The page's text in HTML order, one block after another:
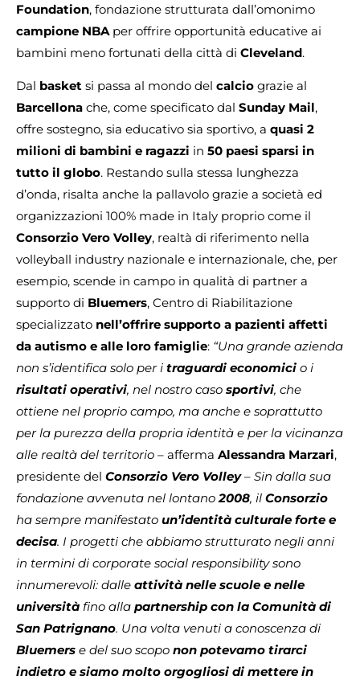
Foundation, fondazione strutturata dall’omonimo
campione NBA per offrire opportunità educative ai
bambini meno fortunati della città di Cleveland.
Dal basket si passa al mondo del calcio grazie al
Barcellona che, come specificato dal Sunday Mail,
offre sostegno, sia educativo sia sportivo, a quasi 2
milioni di bambini e ragazzi in 50 paesi sparsi in
tutto il globo. Restando sulla stessa lunghezza
d’onda, risalta anche la pallavolo grazie a società ed
organizzazioni 100% made in Italy proprio come il
Consorzio Vero Volley, realtà di riferimento nella
volleyball industry nazionale e internazionale, che, per
esempio, scende in campo in qualità di partner a
supporto di Bluemers, Centro di Riabilitazione
specializzato nell’offrire supporto a pazienti affetti
da autismo e alle loro famiglie: “Una grande azienda
non s’identifica solo per i traguardi economici o i
risultati operativi, nel nostro caso sportivi, che
ottiene nel proprio campo, ma anche e soprattutto
per la purezza della propria identità e per la vicinanza
alle realtà del territorio – afferma Alessandra Marzari,
presidente del Consorzio Vero Volley– Sin dalla sua
fondazione avvenuta nel lontano2008, il Consorzio
ha sempre manifestato un’identità culturale forte e
decisa. I progetti che abbiamo strutturato negli anni
in termini di corporate social responsibility sono
innumerevoli: dalle attività nelle scuole e nelle
università fino alla partnership con la Comunità di
San Patrignano. Una volta venuti a conoscenza di
Bluemers e del suo scopo non potevamo tirarci
indietro e siamo molto orgogliosi di mettere in